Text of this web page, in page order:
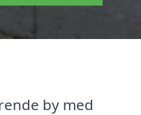
by med